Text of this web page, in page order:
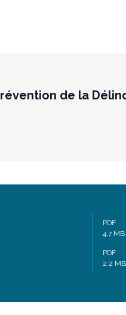
de la
PDF
4.7 MB
PDF
2.2 MB